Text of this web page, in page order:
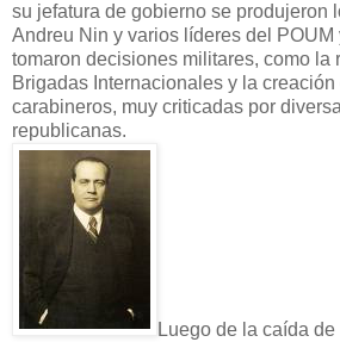
su jefatura de gobierno se produjeron
Andreu Nin y varios líderes del POUM
tomaron decisiones militares, como la
Brigadas Internacionales y la
carabineros, muy criticadas por
republicanas.
Luego de la caída